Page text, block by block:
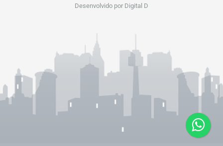
Desenvolvido por Digital D